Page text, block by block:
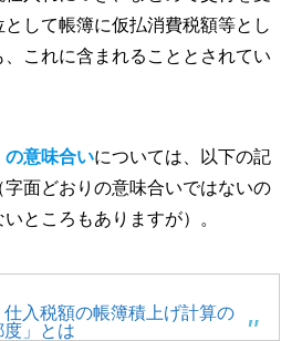
して帳簿に仮払消費税額等とし
これに含まれることとされてい
の意味合いについては、以下の記
面どおりの意味合いではないの
ところもありますが）。
入税額の帳簿積上げ計算の
度」とは